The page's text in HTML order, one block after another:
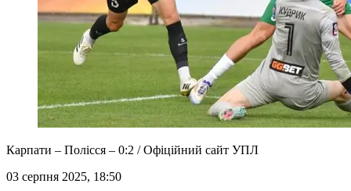
Карпати – Полісся – 0:2 / Офіційний сайт УПЛ
03 серпня 2025, 18:50